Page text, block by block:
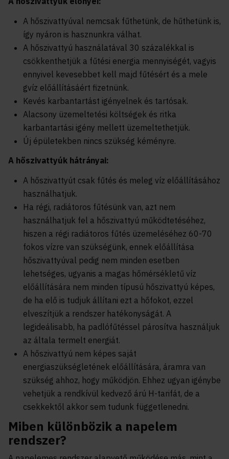
A hőszivattyúval nemcsak fűthetünk, de hűthetünk is,
így nyáron is hasznunkra válhat.
A hőszivattyú használatával 30 százalékkal is
csökkenthetjük a fűtési energia mennyiségét, vagyis
ennyivel kevesebbet kell majd fűtésért és a mele
gvíz előállításáért fizetnünk.
Kevés karbantartást igényelnek és tartósak.
Alacsony üzemeltetési költségek és ritka
karbantartási igény mellett üzemeltethetjük.
Új épületekben nincs szükség kéményre.
A hőszivattyúk hátrányai:
A hőszivattyút csak fűtés és meleg víz előállításához
használhatjuk.
Ha régi, radiátoros fűtésünk van, azt nem
használhatjuk fel a hőszivattyú működtetéséhez,
hiszen a régi radiátoros fűtés üzemeléséhez 60-70
fokos vízre van szükségünk, ennek előállítása
hőszivattyúval pedig nem minden esetben
lehetséges, ugyanis a magas hőmérsékletű víz
előállítására nem minden típusú hőszivattyú képes,
de ha elő is tudjuk állítani ezt a hőfokot, ezzel
elveszítjük a rendszer hatékonyságát. A
legideálisabb, ha padlófűtéssel párosítva használjuk
az általa termelt energiát.
A hőszivattyú nem képes saját
energiaszükségletének előállítására, áramra van
szükség ahhoz, hogy működjön. Ehhez ugyan igénybe
vehetjük a rendkívül kedvező árú H-tarifát, de a
csekkektől akkor sem tudunk függetlenedni.
Miben különbözik a napelem
rendszer?